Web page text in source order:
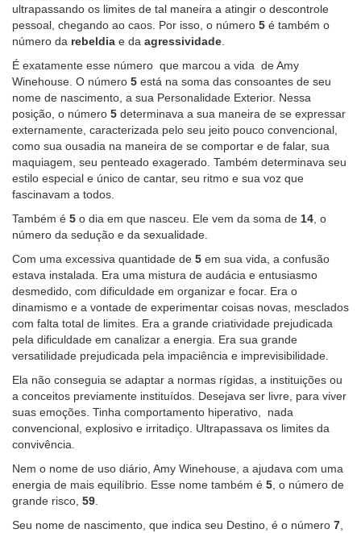
ultrapassando os limites de tal maneira a atingir o descontrole
pessoal, chegando ao caos. Por isso, o número 5 é também o
número da rebeldia e da agressividade
É exatamente esse número que marcou a vida de Amy
Winehouse. O número 5 está na soma das consoantes de seu
nome de nascimento, a sua Personalidade Exterior. Nessa
posição, o número 5 determinava a sua maneira de se expressar
externamente, caracterizada pelo seu jeito pouco convencional,
como sua ousadia na maneira de se comportar e de falar, sua
maquiagem, seu penteado exagerado. Também determinava seu
estilo especial e único de cantar, seu ritmo e sua voz que
fascinavam a todos.
Também é 5 o dia em que nasceu. Ele vem da soma de 14 , o
número da sedução e da sexualidade.
Com uma excessiva quantidade de 5 em sua vida, a confusão
estava instalada. Era uma mistura de audácia e entusiasmo
desmedido, com dificuldade em organizar e focar. Era o
dinamismo e a vontade de experimentar coisas novas, mesclados
com falta total de limites. Era a grande criatividade prejudicada
pela dificuldade em canalizar a energia. Era sua grande
versatilidade prejudicada pela impaciência e imprevisibilidade.
Ela não conseguia se adaptar a normas rígidas, a instituições ou
a conceitos previamente instituídos. Desejava ser livre, para viver
suas emoções. Tinha comportamento hiperativo, nada
convencional, explosivo e irritadiço. Ultrapassava os limites da
convivência.
Nem o nome de uso diário, Amy Winehouse, a ajudava com uma
energia de mais equilíbrio. Esse nome também é 5 , o número de
grande risco, 59
Seu nome de nascimento, que indica seu Destino, é o número 7